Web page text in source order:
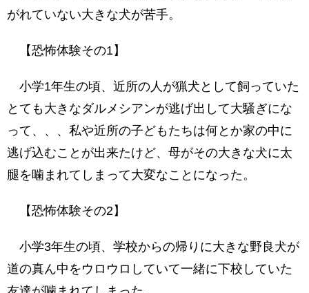
がれていない大きな犬が苦手。
【恐怖体験その1】
小学1年生の頃、近所の人が猟犬として飼っていた
とても大きなダルメシアンが逃げ出して大騒ぎにな
って、、、私や近所の子どもたちは何とか家の中に
逃げ込むことが出来たけど、母がその大きな犬に太
腿を噛まれてしまって大変なことになった。
【恐怖体験その2】
小学3年生の頃、学校からの帰りに大きな野良犬が
道の真ん中をウロウロしていて一緒に下校していた